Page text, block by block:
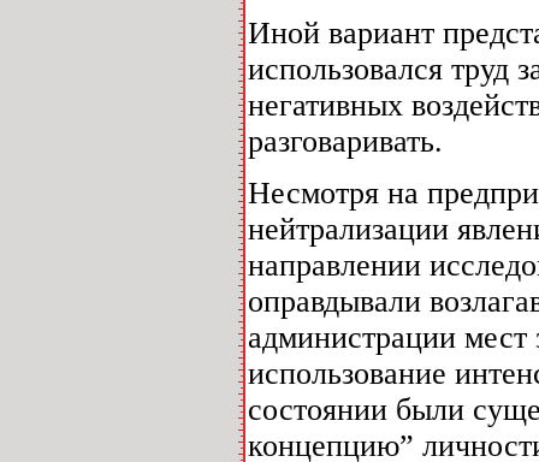
Иной вариант
использовался труд
негативных
разговаривать.
Несмотря на
нейтрализации
направлении
оправдывали
администрации
использование
состоянии были
концепцию”